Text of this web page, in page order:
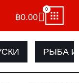
฿0.00
0
РЫБА